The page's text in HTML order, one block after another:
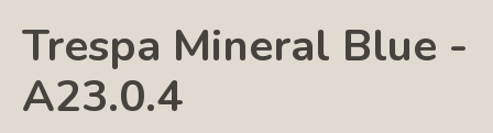
Trespa Mineral Blue -
A23.0.4